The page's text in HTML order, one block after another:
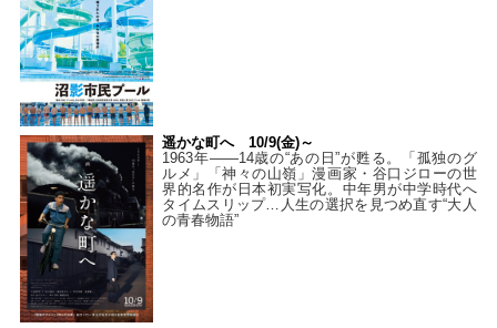
遥かな町へ 10/9(金)～
1963年――14歳の“あの日”が甦る。「孤独のグ
ルメ」「神々の山嶺」漫画家・谷口ジローの世
界的名作が日本初実写化。中年男が中学時代へ
タイムスリップ…人生の選択を見つめ直す“大人
の青春物語”